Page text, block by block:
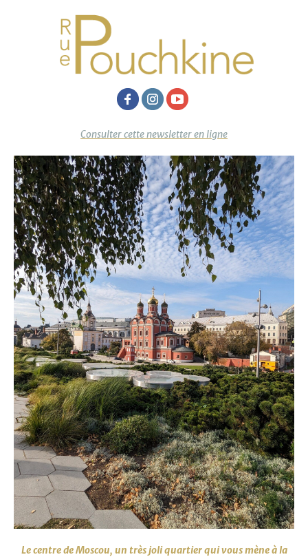
Consulter cette newsletter en ligne
Le centre de Moscou, un très joli quartier qui vous mène à la